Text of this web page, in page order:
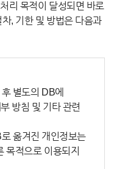
리 목적이 달성되면 바로
, 기한 및 방법은 다음과
별도의 DB에
방침 및 기타 관련
옮겨진 개인정보는
목적으로 이용되지